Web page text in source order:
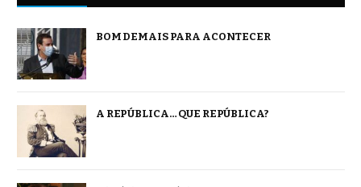
BOM DEMAIS PARA ACONTECER
A REPÚBLICA… QUE REPÚBLICA?